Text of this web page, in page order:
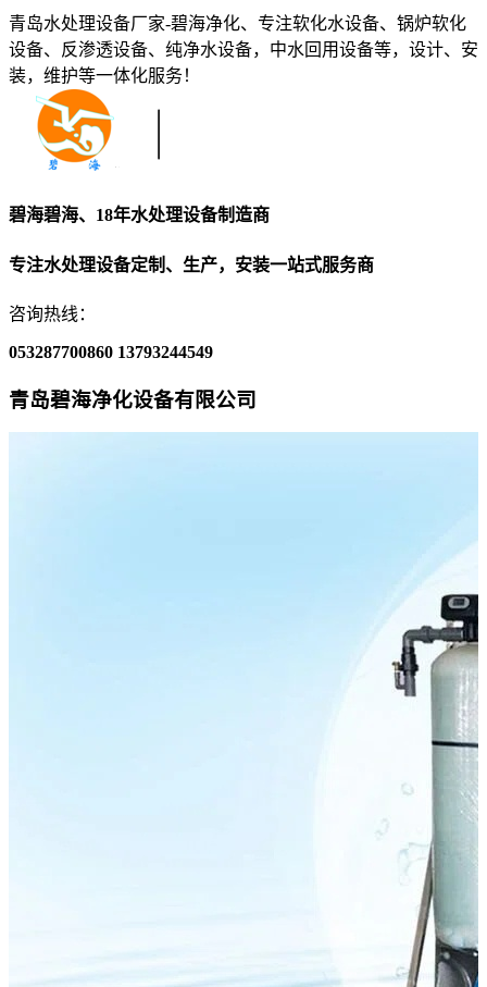
青岛水处理设备厂家-碧海净化、专注软化水设备、锅炉软化
设备、反渗透设备、纯净水设备，中水回用设备等，设计、安
装，维护等一体化服务！
碧海碧海、18年水处理设备制造商
专注水处理设备定制、生产，安装一站式服务商
咨询热线：
053287700860 13793244549
青岛碧海净化设备有限公司